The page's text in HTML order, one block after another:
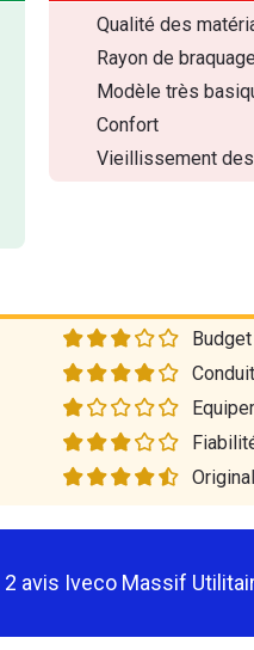
Qualité des
Rayon de
Modèle très
Confort
Vieillissement
Budget
2 avis Iveco Massif